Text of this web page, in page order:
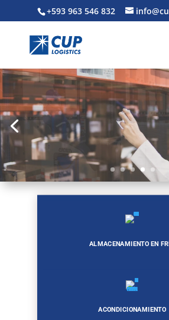
+593 963 546 832
ALMACENAMIENTO EN
ACONDICIONAMIENTO